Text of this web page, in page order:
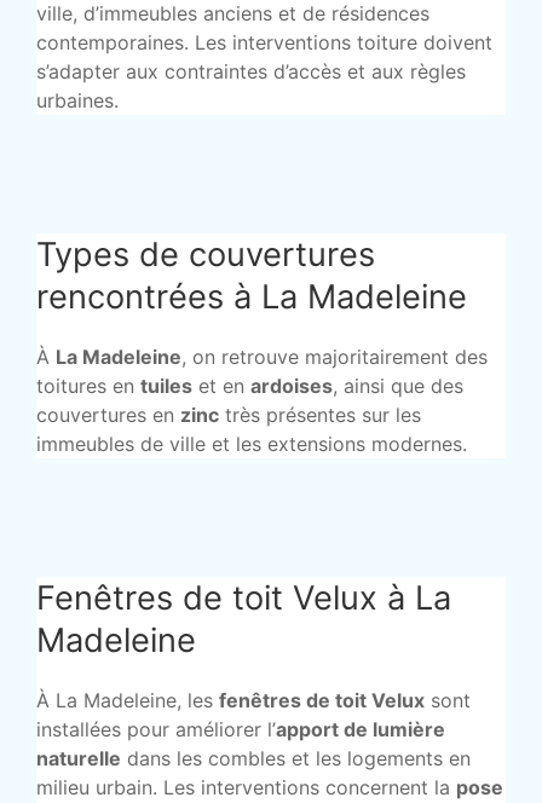
ville, d’immeubles anciens et de résidences
contemporaines. Les interventions toiture doivent
s’adapter aux contraintes d’accès et aux règles
urbaines.
Types de couvertures
rencontrées à La Madeleine
À La Madeleine, on retrouve majoritairement des
toitures en tuiles et en ardoises, ainsi que des
couvertures en zinc très présentes sur les
immeubles de ville et les extensions modernes.
Fenêtres de toit Velux à La
Madeleine
À La Madeleine, les fenêtres de toit Velux sont
installées pour améliorer l’apport de lumière
naturelle dans les combles et les logements en
milieu urbain. Les interventions concernent la pose